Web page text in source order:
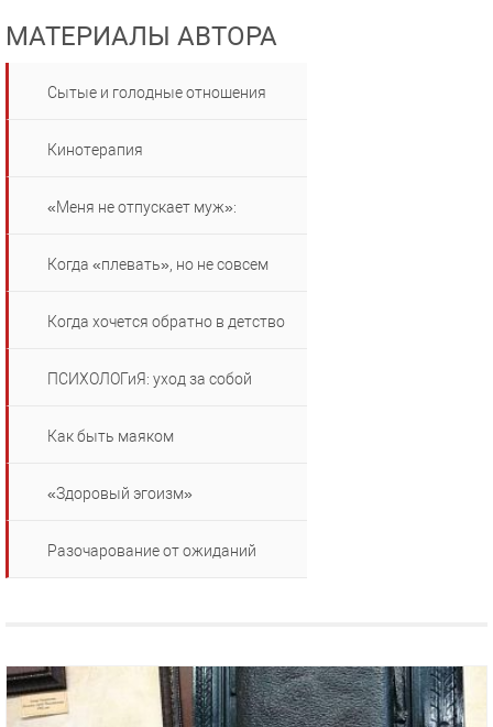
МАТЕРИАЛЫ АВТОРА
Сытые и голодные отношения
Кинотерапия
«Меня не отпускает муж»:
Когда «плевать», но не совсем
Когда хочется обратно в детство
ПСИХОЛОГиЯ: уход за собой
Как быть маяком
«Здоровый эгоизм»
Разочарование от ожиданий